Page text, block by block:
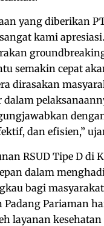
yang diberikan
kami
semakin cepat
dirasakan
dan efisien,”
RSUD Tipe D di
dalam
bagi
Padang Pariaman
layanan